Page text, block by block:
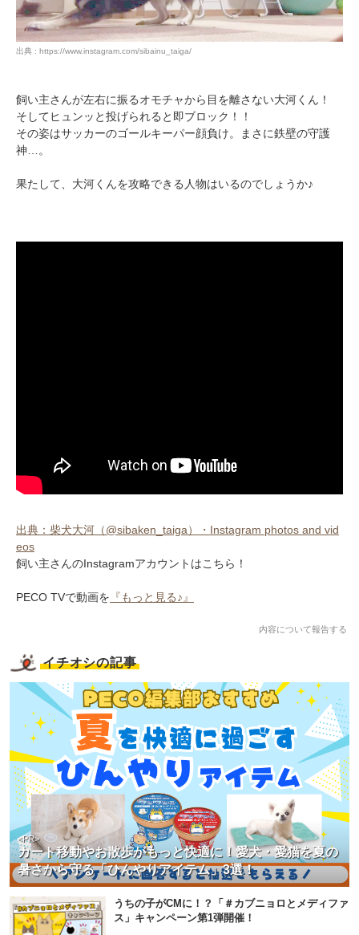
出典 : https://www.instagram.com/sibainu_taiga/
飼い主さんが左右に振るオモチャから目を離さない大河くん！
そしてヒュンッと投げられると即ブロック！！
その姿はサッカーのゴールキーパー顔負け。まさに鉄壁の守護
神…。
果たして、大河くんを攻略できる人物はいるのでしょうか♪
出典：柴犬大河（@sibaken_taiga）・Instagram photos and vid
eos
飼い主さんのInstagramアカウントはこちら！
PECO TVで動画を 『もっと見る♪』
内容について報告する
イチオシの記事
カート移動やお散歩がもっと快適に！愛犬・愛猫を夏の
暑さから守る「ひんやりアイテム」3選！
<PR>
うちの子がCMに！？「＃カブニョロとメディファ
ス」キャンペーン第1弾開催！